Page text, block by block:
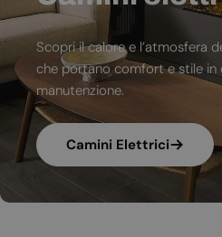
Scopri il calore e l’atmosfera
che portano comfort e stile in
manutenzione.
Camini Elettrici